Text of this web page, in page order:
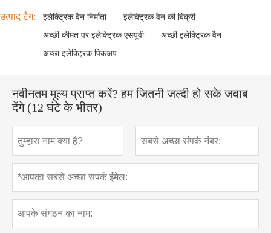
उत्पाद टैग: इलेक्ट्रिक वैन निर्माता
इलेक्ट्रिक वैन की बिक्री
अच्छी कीमत पर इलेक्ट्रिक एसयूवी
अच्छी इलेक्ट्रिक वैन
अच्छा इलेक्ट्रिक पिकअप
नवीनतम मूल्य प्राप्त करें? हम जितनी जल्दी हो सके जवाब
देंगे (12 घंटे के भीतर)